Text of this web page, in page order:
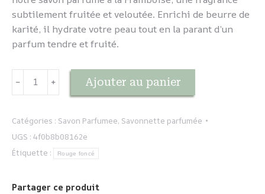
subtilement fruitée et veloutée. Enrichi de beurre de
karité, il hydrate votre peau tout en la parant d’un
parfum tendre et fruité.
quantité
Framboise
﹣ ﹢ Ajouter au panier
Catégories : Savon Parfumee, Savonnette parfumée
UGS : 4f0b8b08162e
Étiquette :
Rouge foncé
Partager ce produit